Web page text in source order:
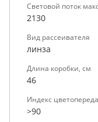
Световой поток
2130
Вид рассеивателя
линза
Длина коробки, см
46
Индекс
>90